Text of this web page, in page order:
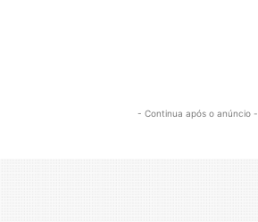
- Continua após o anúncio -